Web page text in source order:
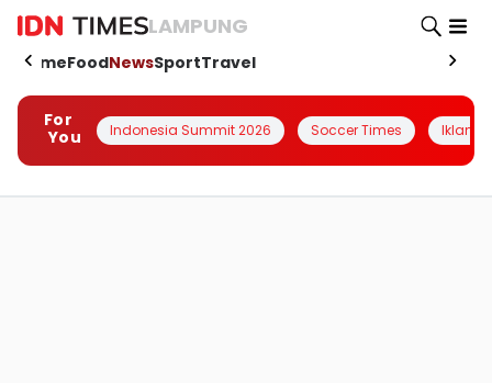
LAMPUNG
HomeFoodNewsSportTravel
For
You
Indonesia Summit 2026 Soccer Times Iklanin